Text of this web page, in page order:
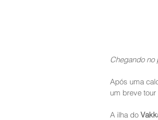
Chegando no
Após uma
um breve
A ilha do